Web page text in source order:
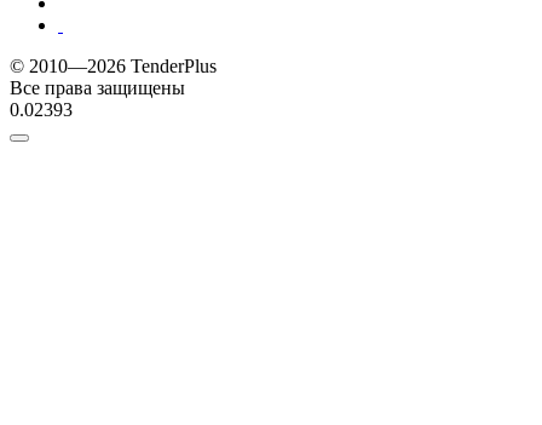
© 2010—2026 TenderPlus
Все права защищены
0.02393